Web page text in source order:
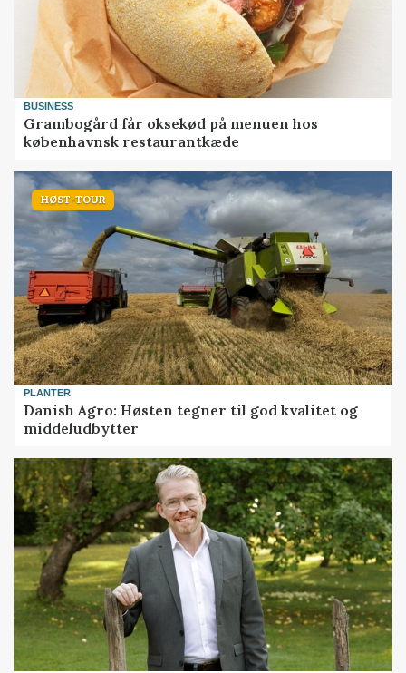
BUSINESS
Grambogård får oksekød på menuen hos
københavnsk restaurantkæde
HØST-TOUR
PLANTER
Danish Agro: Høsten tegner til god kvalitet og
middeludbytter